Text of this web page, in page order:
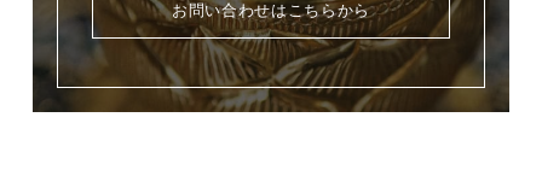
お問い合わせはこちらから